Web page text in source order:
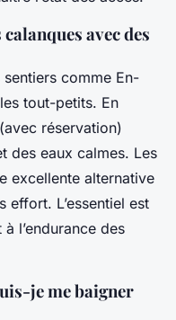
avec des
comme En-
tout-petits. En
réservation)
des eaux calmes. Les
excellente alternative
effort. L’essentiel est
l’endurance des
je me baigner